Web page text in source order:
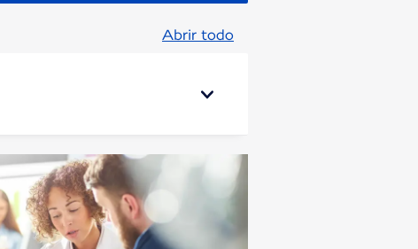
Abrir todo